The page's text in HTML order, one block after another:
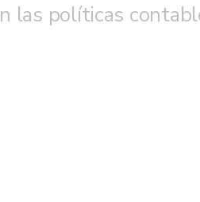
las políticas